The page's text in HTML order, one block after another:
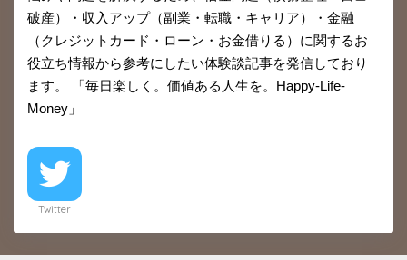
破産）・収入アップ（副業・転職・キャリア）・金融
（クレジットカード・ローン・お金借りる）に関するお
役立ち情報から参考にしたい体験談記事を発信しており
ます。 「毎日楽しく。価値ある人生を。Happy-Life-
Money」
Twitter